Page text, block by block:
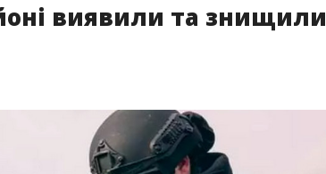
виявили та знищили